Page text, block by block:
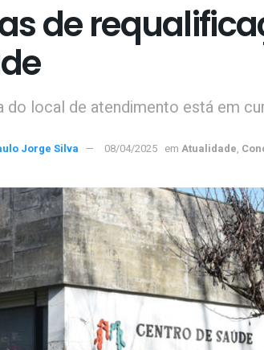
de
do local de atendimento está em
Jorge Silva 08/04/2025 em Atualidade,